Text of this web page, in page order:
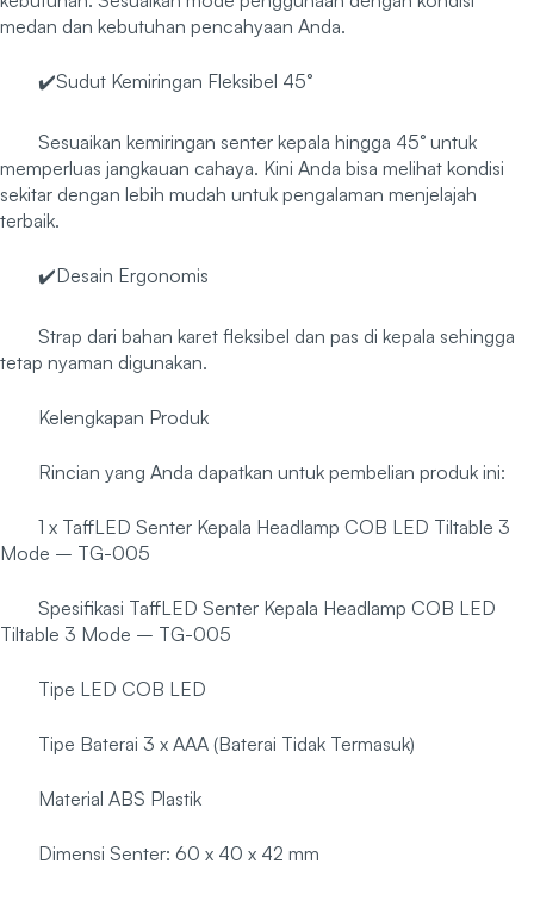
medan dan kebutuhan pencahyaan Anda.
✔️Sudut Kemiringan Fleksibel 45°
Sesuaikan kemiringan senter kepala hingga 45° untuk
memperluas jangkauan cahaya. Kini Anda bisa melihat kondisi
sekitar dengan lebih mudah untuk pengalaman menjelajah
terbaik.
✔️Desain Ergonomis
Strap dari bahan karet fleksibel dan pas di kepala sehingga
tetap nyaman digunakan.
Kelengkapan Produk
Rincian yang Anda dapatkan untuk pembelian produk ini:
1 x TaffLED Senter Kepala Headlamp COB LED Tiltable 3
Mode – TG-005
Spesifikasi TaffLED Senter Kepala Headlamp COB LED
Tiltable 3 Mode – TG-005
Tipe LED COB LED
Tipe Baterai 3 x AAA (Baterai Tidak Termasuk)
Material ABS Plastik
Dimensi Senter: 60 x 40 x 42 mm